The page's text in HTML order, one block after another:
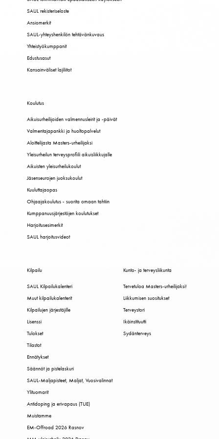
SAUL rekisteriseloste
Ansiomerkit
SAUL-yhteyshenkilön tehtävänkuvaus
Yhteistyökumppanit
Edustusasut
Kansainväliset lajiliitot
Koulutus
Aikuisurheilijoiden valmennusleirit ja -päivät
Valmentajapankki ja huoltopalvelut
Aloittelijasta Masters-urheilijaksi
Yleisurheilun terveysprofiili aikuisliikkujalle
Aikuisten yleisurheilukoulut
Jäsenseurojen juoksukoulut
Kuuluttajaopas
Ohjaajakoulutus - suorita omaan tahtiin
Kumppanuusjärjestöjen koulutukset
Harjoitusesimerkit
SAUL harjoitusvideot
Kilpailu
SAUL Kilpailukalenteri
Muut kilpailukalenterit
Kilpailujen järjestäjille
Lisenssi
Tulokset
Tilastot
Ennätykset
Säännöt ja pistelaskuri
SAUL-Maljapisteet, Maljat, Vuosivalinnat
Ylituomarit
Antidoping ja erivapaus (TUE)
Muistamme
EM-Offroad 2026 Rasnov
Kunto- ja terveysliikunta
Tervetuloa Masters-urheilijaksi!
Liikkumisen suositukset
Terveystori
Ikäinstituutti
Sydänterveys